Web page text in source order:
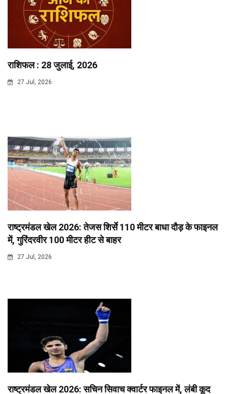
राशिफल : 28 जुलाई, 2026
27 Jul, 2026
राष्ट्रमंडल खेल 2026: तेजस शिर्से 110 मीटर बाधा दौड़ के फाइनल
में, गुरिंदरवीर 100 मीटर हीट से बाहर
27 Jul, 2026
राष्ट्रमंडल खेल 2026: सचिन सिवाच क्वार्टर फाइनल में, लंबी कूद